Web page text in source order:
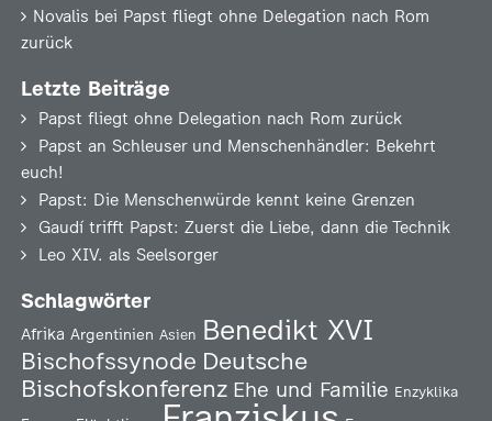
Novalis bei Papst fliegt ohne Delegation nach Rom
zurück
Letzte Beiträge
Papst fliegt ohne Delegation nach Rom zurück
Papst an Schleuser und Menschenhändler: Bekehrt
euch!
Papst: Die Menschenwürde kennt keine Grenzen
Gaudí trifft Papst: Zuerst die Liebe, dann die Technik
Leo XIV. als Seelsorger
Schlagwörter
Afrika Argentinien Asien Benedikt XVI
Bischofssynode Deutsche
Bischofskonferenz Ehe und Familie Enzyklika